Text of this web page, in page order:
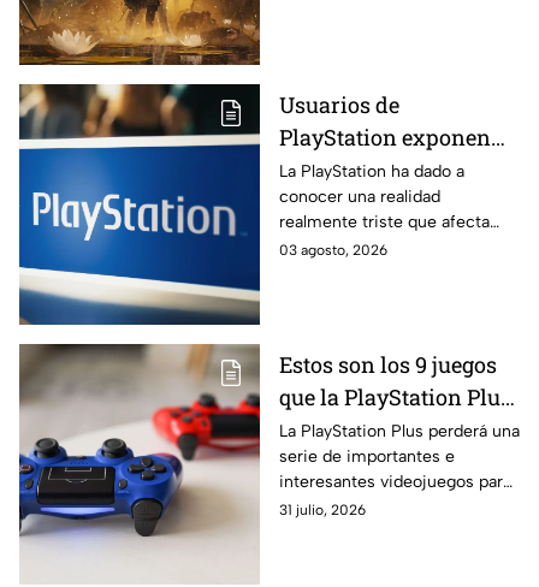
Usuarios de
PlayStation exponen
dura realidad que
afecta a los juegos
físicos
La PlayStation ha dado a
conocer una realidad
realmente triste que afecta
directamente a los juegos
03 agosto, 2026
Estos son los 9 juegos
que la PlayStation Plus
PERDERÁ en agosto
2026
La PlayStation Plus perderá una
serie de importantes e
interesantes videojuegos para
agosto del 2026. Por tal
31 julio, 2026